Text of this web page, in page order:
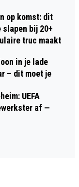
op komst: dit
slapen bij 20+
truc maakt
in je lade
– dit moet je
UEFA
af —